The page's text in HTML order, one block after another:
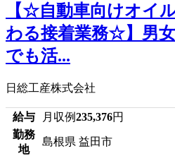
【☆自動車向けオイ
わる接着業務☆】男
でも活...
日総工産株式会社
給与 月収例235,376円
勤務
地
島根県 益田市